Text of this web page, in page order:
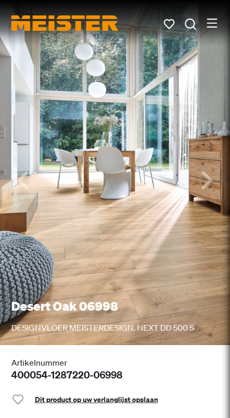
Desert Oak 06998
DESIGNVLOER MEISTERDESIGN. NEXT DD 500 S
Artikelnummer
400054-1287220-06998
Dit product op uw verlanglijst opslaan